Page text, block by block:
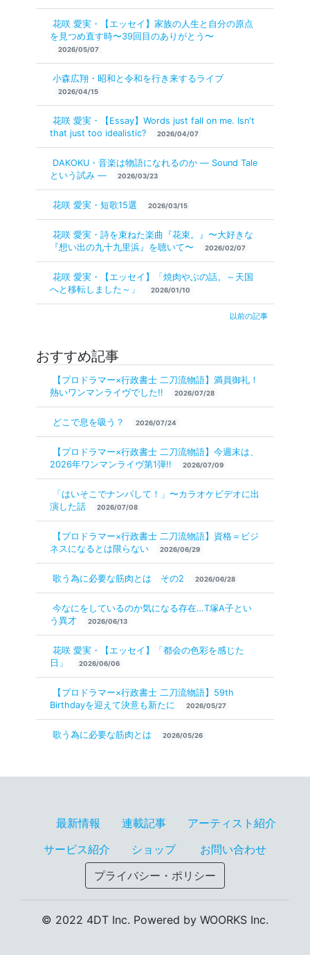
花咲 愛実・【エッセイ】家族の人生と自分の原点
を見つめ直す時〜39回目のありがとう〜
2026/05/07
小森広翔・昭和と令和を行き来するライブ
2026/04/15
花咲 愛実・【Essay】Words just fall on me. Isn't
that just too idealistic?
2026/04/07
DAKOKU・音楽は物語になれるのか ― Sound Tale
という試み ―
2026/03/23
花咲 愛実・短歌15選 2026/03/15
花咲 愛実・詩を束ねた楽曲『花束。』〜大好きな
『想い出の九十九里浜』を聴いて〜
2026/02/07
花咲 愛実・【エッセイ】「焼肉やぶの話。～天国
へと移転しました～」
2026/01/10
以前の記事
おすすめ記事
【プロドラマー×行政書士 二刀流物語】満員御礼！
熱いワンマンライヴでした!!
2026/07/28
どこで息を吸う？ 2026/07/24
【プロドラマー×行政書士 二刀流物語】今週末は、
2026年ワンマンライヴ第1弾!!
2026/07/09
「はいそこでナンパして！」〜カラオケビデオに出
演した話
2026/07/08
【プロドラマー×行政書士 二刀流物語】資格＝ビジ
ネスになるとは限らない
2026/06/29
歌う為に必要な筋肉とは その2 2026/06/28
今なにをしているのか気になる存在…T塚A子とい
う異才
2026/06/13
花咲 愛実・【エッセイ】「都会の色彩を感じた
日」
2026/06/06
【プロドラマー×行政書士 二刀流物語】59th
Birthdayを迎えて決意も新たに
2026/05/27
歌う為に必要な筋肉とは 2026/05/26
最新情報 連載記事
アーティスト紹介
サービス紹介
ショップ
お問い合わせ
プライバシー・ポリシー
© 2022 4DT Inc. Powered by WOORKS Inc.